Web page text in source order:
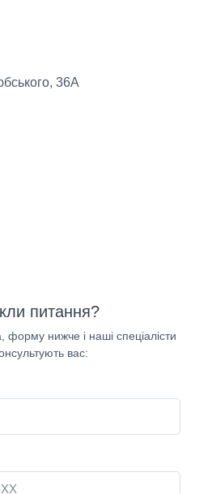
36А
питання?
форму нижче і наші спеціалісти
вас: